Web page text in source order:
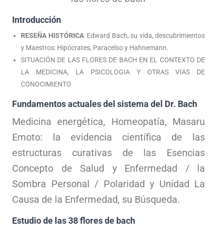
Introducción
RESEÑA HISTÓRICA: Edward Bach, su vida, descubrimientos
y Maestros: Hipócrates, Paracelso y Hahnemann.
SITUACIÓN DE LAS FLORES DE BACH EN EL CONTEXTO DE
LA MEDICINA, LA PSICOLOGIA Y OTRAS VIAS DE
CONOCIMIENTO
Fundamentos actuales del sistema del Dr. Bach
Medicina energética, Homeopatía, Masaru
Emoto: la evidencia científica de las
estructuras curativas de las Esencias
Concepto de Salud y Enfermedad / la
Sombra Personal / Polaridad y Unidad La
Causa de la Enfermedad, su Búsqueda.
Estudio de las 38 flores de bach